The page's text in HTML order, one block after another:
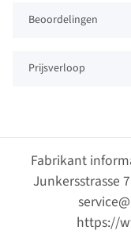
Beoordelingen
Prijsverloop
Fabrikant
Junkersstrasse
https://